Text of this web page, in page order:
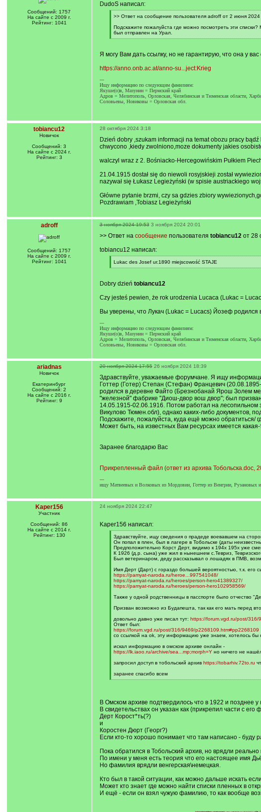
Сообщений: 1757
На сайте с 2009 г.
Рейтинг: 1041
DudoS написал:
[
]
>> Ответ на сообщение пользователя adroff от 2 июня
Подскажите пожалуйста где можно посмотреть эти
был отправлен на Урал.
[
]
Я могу Вам дать ссылку, но не гарантирую, что она у
https://anno.onb.ac.at/anno-su...ject:Krieg
---
Ищу информацию по следующим фамилиям:
Якуше(o)в, Мазунин = Пермский край
Адров = Мелитополь, Орловская, Челябинская и Тюменская области,
Соловьевы, Новиковы = Орловская обл.
tobiancu12
Новичок
Сообщений: 3
На сайте с 2024 г.
Рейтинг: 3
28 октября 2024 3:18
Dzień dobry ,szukam informacji na temat obozu pracy
chwycono ,kiedy zwolniono,moze dokumenty jakies
walczyl wraz z 2. Bośniacko-Hercegowińskim Pułkiem
21.04.1915 dostał się do niewoli rosyjskieji został
nazywał się Łukasz Legieżyński (w spisie austriackiego
Główne pytanie brzmi, czy sa gdzies zbiory
Pozdrawiam ,Tobiasz Legieżyński
adroff
Сообщений: 1757
На сайте с 2009 г.
Рейтинг: 1041
3 ноября 2024 19:53 3 ноября 2024 20:01
>> Ответ на сообщение пользователя tobiancu12от 28
tobiancu12 написал:
[
q
Lukac des Josef ur.1890 miejscowość STAJE
[
]
Dobry dzień tobiancu12
Czy jesteś pewien, że rok urodzenia Lucaca (Lukac =
Вы уверены, что Лукач (Lukac = Lucacs) Йозеф родился
---
Ищу информацию по следующим фамилиям:
Якуше(o)в, Мазунин = Пермский край
Адров = Мелитополь, Орловская, Челябинская и Тюменская области,
Соловьевы, Новиковы = Орловская обл.
ariadnas
Новичок
Екатеринбург
Сообщений: 2
На сайте с 2016 г.
Рейтинг: 9
20 ноября 2024 17:55 26 ноября 2024 18:39
Здравствуйте, уважаемые форумчане. Я ищу
Готтер (Готер) Степан (Стефан) Францевич
родился в деревне Файто (Брезнобанай Ярош Золем
"железной" фабрике "Диош-двор вош двор"; был
14.05.1915-02.06.1916. Потом работал на
Викулово Тюмен.обл), однако каких-либо документов,
Подскажите, пожалуйста, куда ещё можно обратиться/
Может быть, на известных Вам ресурсах имеется
Заранее благодарю Вас
Прикрепленный файл (ответ из архива Тобольска.doc,
---
ищу Матвеевых и Волковых из Мордовии, Готтер из Венгрии, Рузановых
Kaper156
Участник
Сообщений: 86
На сайте с 2014 г.
Рейтинг: 130
24 ноября 2024 22:47
Kaper156 написал:
[
q
]
Здравствуйте, ищу сведения о прадеде воевавшем на
Он попал в плен, был в лагере в Тобольске (даты
Предположительно Корст Дерт, видимо к 194х 195х уже
К 1926 (д.р. сына) уже жил в нынешнем с.Тевриз,
Был ветеринаром, деду рассказывал о лошадях в ПМВ,
Имя Дерт (Дарт) с гораздо большей вероятностью, т.к. его
https://pamyat-naroda.ru/heroe...997541048/
https://pamyat-naroda.ru/heroes/person-hero41389327/
https://pamyat-naroda.ru/heroes/person-hero102958569/
Также у одной родственницы в пасспорте было отчество
Призван возможно из Будапешта, так как его мать перед
довольно давно уже писал тут: https://forum.vgd.ru/post/316/
Ответ был:
https://forum.vgd.ru/post/316/9469/p2268109.htm#pp2268109
со ссылкой на ok, эту информацию уже знаем, хотелось
искал информацию в омском архиве онлайн -
https://lk.iaoo.ru/archive/sea...mp;morph=Yно ничего не
запросил доступ в тобольский архив https://tobarhiv.72to.ru
заранее спасибо всем
[
В Омском архиве подтвердилось что в 1922 и позднее у
В свидетельствах он указан как (прикрепил части с его
Дерт Корост*ть(?)
и
Коростен Дюрт (Георг?)
Если кто-то хорошо понимает что там написано - буду
Пока обратился в Тобольский архив, но врядли реально
По имени у меня есть теория что его настоящее имя
Но фамилия врядли венгерская\немецкая.
Кто был в такой ситуации, как можно дальше искать
Может кто знает где можно найти списки пленных в
И ещё - если он взял чужую фамилию, то как вообще